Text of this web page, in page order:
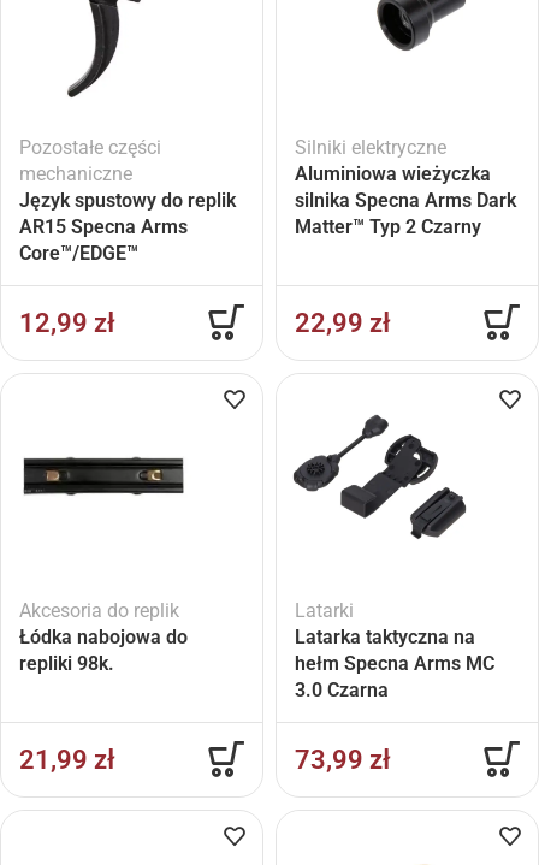
Pozostałe części
mechaniczne
Język spustowy do replik
AR15 Specna Arms
Core™/EDGE™
12,99 zł
Silniki elektryczne
Aluminiowa wieżyczka
silnika Specna Arms Dark
Matter™ Typ 2 Czarny
22,99 zł
Akcesoria do replik
Łódka nabojowa do
repliki 98k.
21,99 zł
Latarki
Latarka taktyczna na
hełm Specna Arms MC
3.0 Czarna
73,99 zł